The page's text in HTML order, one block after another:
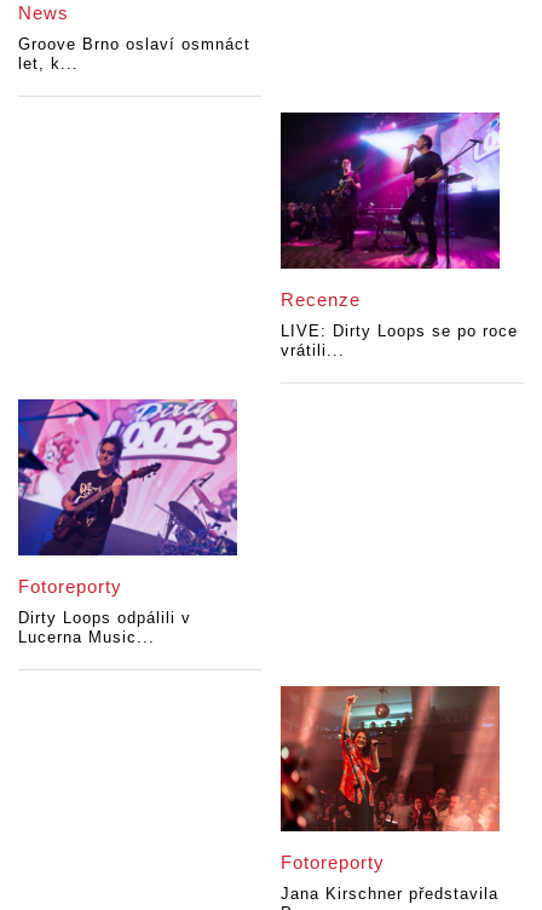
News
Groove Brno oslaví osmnáct
let, k...
Recenze
LIVE: Dirty Loops se po roce
vrátili...
Fotoreporty
Dirty Loops odpálili v
Lucerna Music...
Fotoreporty
Jana Kirschner představila